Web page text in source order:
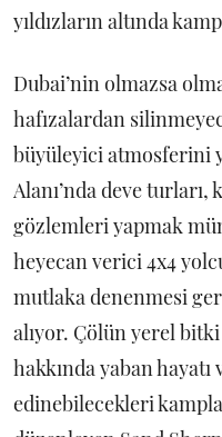
yıldızların altında
Dubai’nin olmazsa
hafızalardan
büyüleyici atmosferini
Alanı’nda deve turları,
gözlemleri yapmak
heyecan verici 4x4
mutlaka denenmesi
alıyor. Çölün yerel
hakkında yaban
edinebilecekleri